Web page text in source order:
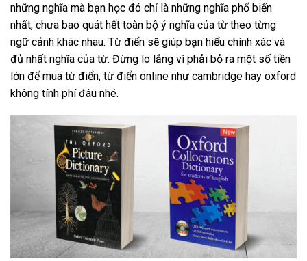
những nghĩa mà bạn học đó chỉ là những nghĩa phổ biến
nhất, chưa bao quát hết toàn bộ ý nghĩa của từ theo từng
ngữ cảnh khác nhau. Từ điển sẽ giúp bạn hiểu chính xác và
đủ nhất nghĩa của từ. Đừng lo lắng vì phải bỏ ra một số tiền
lớn để mua từ điển, từ điển online như cambridge hay oxford
không tính phí đâu nhé.